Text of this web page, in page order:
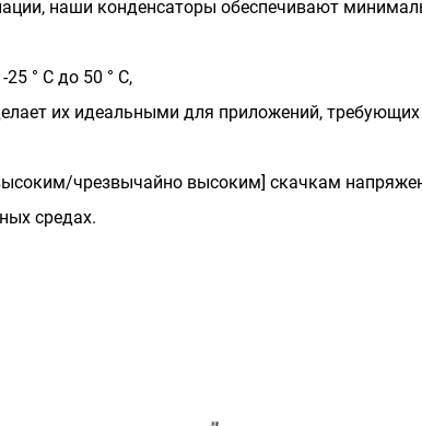
наши конденсаторы обеспечивают
° C до 50 ° C,
их идеальными для приложений, требующих
чрезвычайно высоким] скачкам
средах.